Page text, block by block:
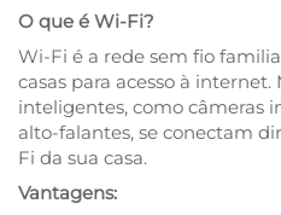
O que é Wi-Fi?
Wi-Fi é a rede sem fio
casas para acesso à
inteligentes, como câmeras
alto-falantes, se conectam
Fi da sua casa.
Vantagens: